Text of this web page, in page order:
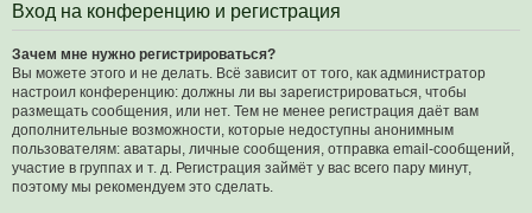
Вход на конференцию и регистрация
Зачем мне нужно регистрироваться?
Вы можете этого и не делать. Всё зависит от того, как администратор
настроил конференцию: должны ли вы зарегистрироваться, чтобы
размещать сообщения, или нет. Тем не менее регистрация даёт вам
дополнительные возможности, которые недоступны анонимным
пользователям: аватары, личные сообщения, отправка email-сообщений,
участие в группах и т. д. Регистрация займёт у вас всего пару минут,
поэтому мы рекомендуем это сделать.